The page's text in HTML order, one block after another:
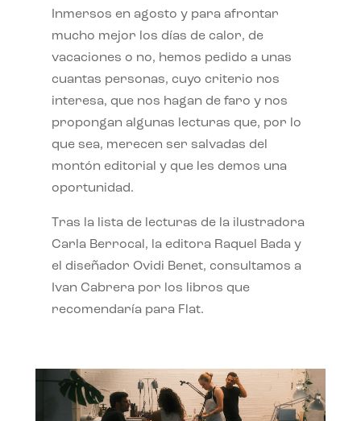
Inmersos en agosto y para afrontar
mucho mejor los días de calor, de
vacaciones o no, hemos pedido a unas
cuantas personas, cuyo criterio nos
interesa, que nos hagan de faro y nos
propongan algunas lecturas que, por lo
que sea, merecen ser salvadas del
montón editorial y que les demos una
oportunidad.
Tras la lista de lecturas de la ilustradora
Carla Berrocal, la editora Raquel Bada y
el diseñador Ovidi Benet, consultamos a
Ivan Cabrera por los libros que
recomendaría para Flat.